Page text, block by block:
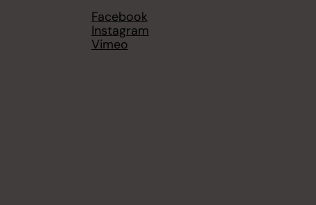
Facebook
Instagram
Vimeo